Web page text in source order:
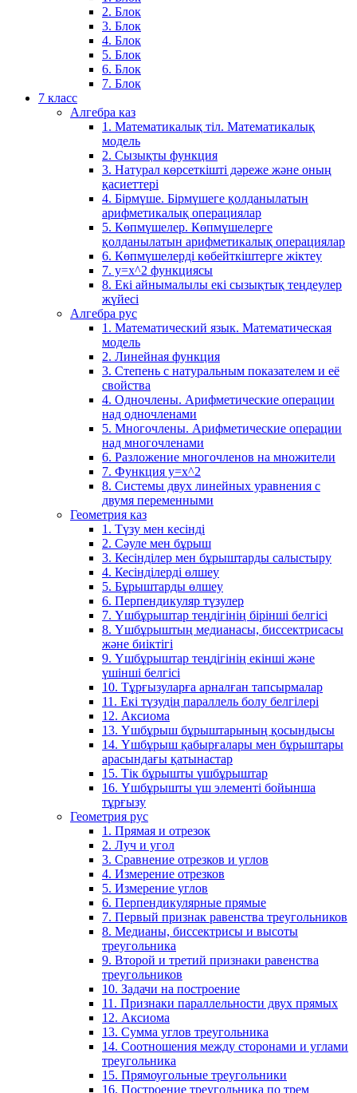
2. Блок
3. Блок
4. Блок
5. Блок
6. Блок
7. Блок
7 класс
Алгебра каз
1. Математикалық тіл. Математикалық
модель
2. Сызықты функция
3. Натурал көрсеткішті дәреже және оның
қасиеттері
4. Бірмүше. Бірмүшеге қолданылатын
арифметикалық операциялар
5. Көпмүшелер. Көпмүшелерге
қолданылатын арифметикалық операциялар
6. Көпмүшелерді көбейткіштерге жіктеу
7. у=х^2 функциясы
8. Екі айнымалылы екі сызықтық теңдеулер
жүйесі
Алгебра рус
1. Математический язык. Математическая
модель
2. Линейная функция
3. Степень с натуральным показателем и её
свойства
4. Одночлены. Арифметические операции
над одночленами
5. Многочлены. Арифметические операции
над многочленами
6. Разложение многочленов на множители
7. Функция y=x^2
8. Системы двух линейных уравнения с
двумя переменными
Геометрия каз
1. Түзу мен кесінді
2. Сәуле мен бұрыш
3. Кесінділер мен бұрыштарды салыстыру
4. Кесінділерді өлшеу
5. Бұрыштарды өлшеу
6. Перпендикуляр түзулер
7. Үшбұрыштар теңдігінің бірінші белгісі
8. Үшбұрыштың медианасы, биссектрисасы
және биіктігі
9. Үшбұрыштар теңдігінің екінші және
үшінші белгісі
10. Тұрғызуларға арналған тапсырмалар
11. Екі түзудің параллель болу белгілері
12. Аксиома
13. Үшбұрыш бұрыштарының қосындысы
14. Үшбұрыш қабырғалары мен бұрыштары
арасындағы қатынастар
15. Тік бұрышты үшбұрыштар
16. Үшбұрышты үш элементі бойынша
тұрғызу
Геометрия рус
1. Прямая и отрезок
2. Луч и угол
3. Сравнение отрезков и углов
4. Измерение отрезков
5. Измерение углов
6. Перпендикулярные прямые
7. Первый признак равенства треугольников
8. Медианы, биссектрисы и высоты
треугольника
9. Второй и третий признаки равенства
треугольников
10. Задачи на построение
11. Признаки параллельности двух прямых
12. Аксиома
13. Сумма углов треугольника
14. Соотношения между сторонами и углами
треугольника
15. Прямоугольные треугольники
16. Построение треугольника по трем